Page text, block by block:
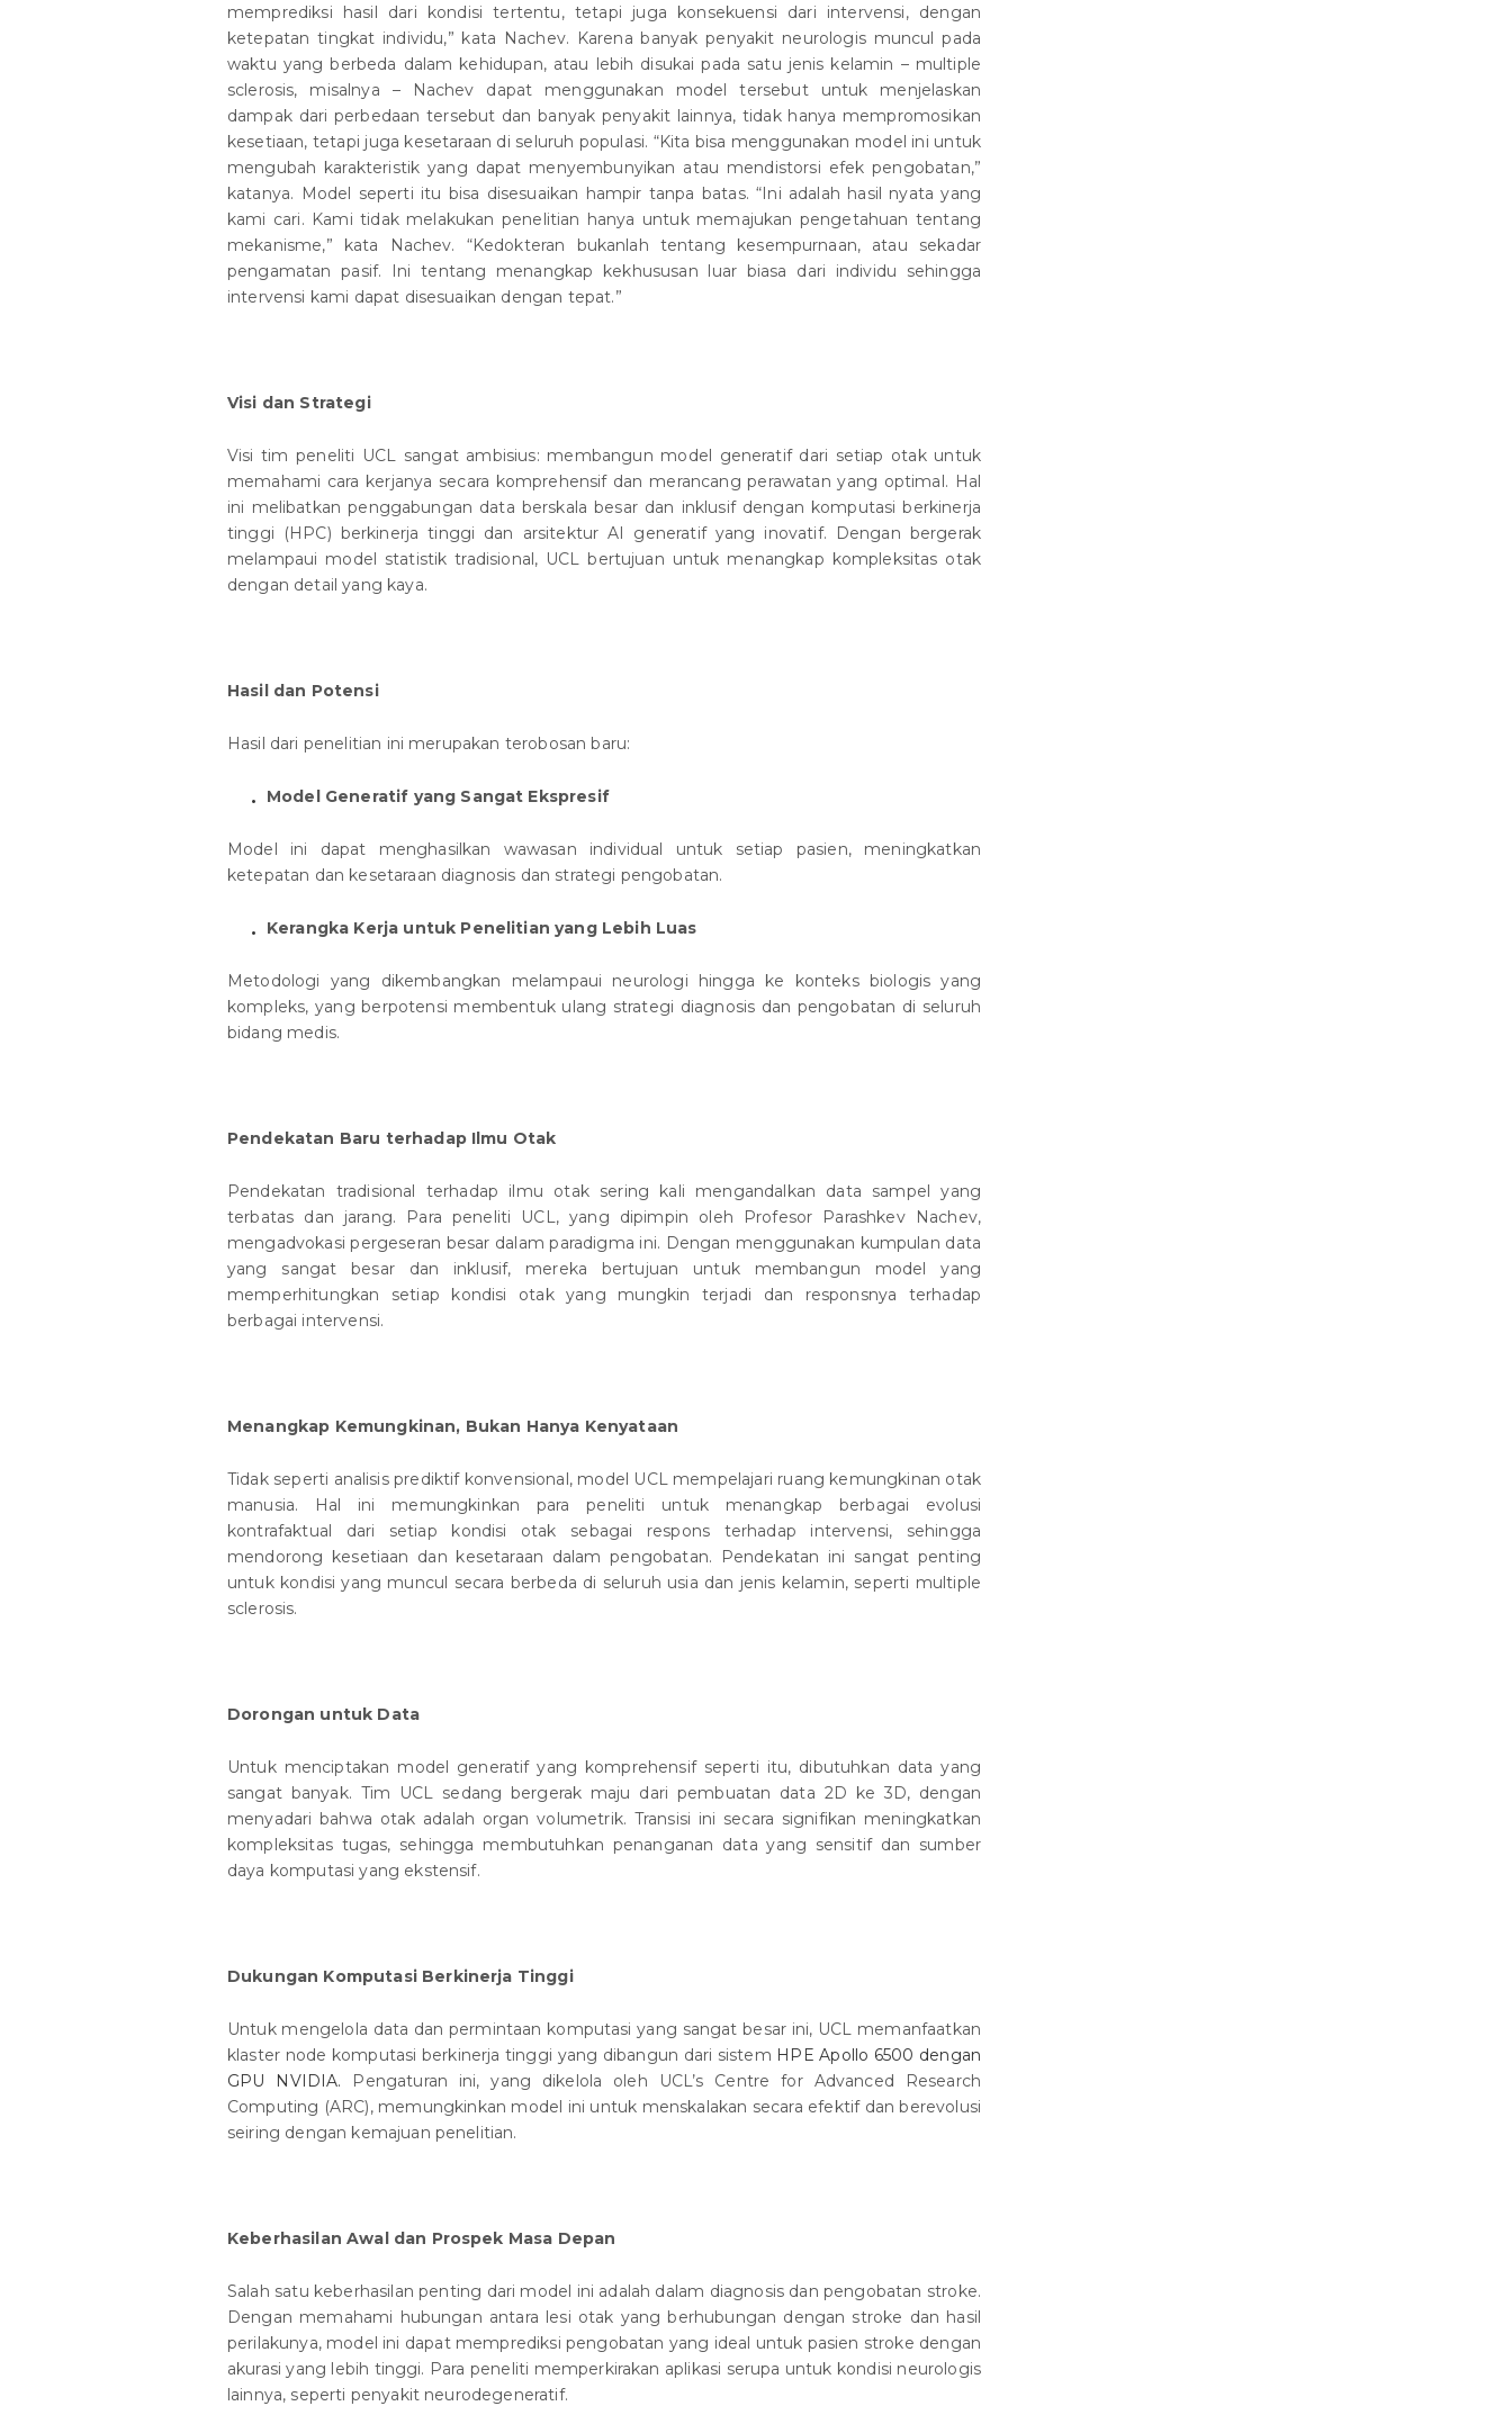
memprediksi hasil dari kondisi tertentu, tetapi juga konsekuensi dari intervensi, dengan
ketepatan tingkat individu,” kata Nachev. Karena banyak penyakit neurologis muncul pada
waktu yang berbeda dalam kehidupan, atau lebih disukai pada satu jenis kelamin – multiple
sclerosis, misalnya – Nachev dapat menggunakan model tersebut untuk menjelaskan
dampak dari perbedaan tersebut dan banyak penyakit lainnya, tidak hanya mempromosikan
kesetiaan, tetapi juga kesetaraan di seluruh populasi. “Kita bisa menggunakan model ini untuk
mengubah karakteristik yang dapat menyembunyikan atau mendistorsi efek pengobatan,”
katanya. Model seperti itu bisa disesuaikan hampir tanpa batas. “Ini adalah hasil nyata yang
kami cari. Kami tidak melakukan penelitian hanya untuk memajukan pengetahuan tentang
mekanisme,” kata Nachev. “Kedokteran bukanlah tentang kesempurnaan, atau sekadar
pengamatan pasif. Ini tentang menangkap kekhususan luar biasa dari individu sehingga
intervensi kami dapat disesuaikan dengan tepat.”
Visi dan Strategi
Visi tim peneliti UCL sangat ambisius: membangun model generatif dari setiap otak untuk
memahami cara kerjanya secara komprehensif dan merancang perawatan yang optimal. Hal
ini melibatkan penggabungan data berskala besar dan inklusif dengan komputasi berkinerja
tinggi (HPC) berkinerja tinggi dan arsitektur AI generatif yang inovatif. Dengan bergerak
melampaui model statistik tradisional, UCL bertujuan untuk menangkap kompleksitas otak
dengan detail yang kaya.
Hasil dan Potensi
Hasil dari penelitian ini merupakan terobosan baru:
Model Generatif yang Sangat Ekspresif
Model ini dapat menghasilkan wawasan individual untuk setiap pasien, meningkatkan
ketepatan dan kesetaraan diagnosis dan strategi pengobatan.
Kerangka Kerja untuk Penelitian yang Lebih Luas
Metodologi yang dikembangkan melampaui neurologi hingga ke konteks biologis yang
kompleks, yang berpotensi membentuk ulang strategi diagnosis dan pengobatan di seluruh
bidang medis.
Pendekatan Baru terhadap Ilmu Otak
Pendekatan tradisional terhadap ilmu otak sering kali mengandalkan data sampel yang
terbatas dan jarang. Para peneliti UCL, yang dipimpin oleh Profesor Parashkev Nachev,
mengadvokasi pergeseran besar dalam paradigma ini. Dengan menggunakan kumpulan data
yang sangat besar dan inklusif, mereka bertujuan untuk membangun model yang
memperhitungkan setiap kondisi otak yang mungkin terjadi dan responsnya terhadap
berbagai intervensi.
Menangkap Kemungkinan, Bukan Hanya Kenyataan
Tidak seperti analisis prediktif konvensional, model UCL mempelajari ruang kemungkinan otak
manusia. Hal ini memungkinkan para peneliti untuk menangkap berbagai evolusi
kontrafaktual dari setiap kondisi otak sebagai respons terhadap intervensi, sehingga
mendorong kesetiaan dan kesetaraan dalam pengobatan. Pendekatan ini sangat penting
untuk kondisi yang muncul secara berbeda di seluruh usia dan jenis kelamin, seperti multiple
sclerosis.
Dorongan untuk Data
Untuk menciptakan model generatif yang komprehensif seperti itu, dibutuhkan data yang
sangat banyak. Tim UCL sedang bergerak maju dari pembuatan data 2D ke 3D, dengan
menyadari bahwa otak adalah organ volumetrik. Transisi ini secara signifikan meningkatkan
kompleksitas tugas, sehingga membutuhkan penanganan data yang sensitif dan sumber
daya komputasi yang ekstensif.
Dukungan Komputasi Berkinerja Tinggi
Untuk mengelola data dan permintaan komputasi yang sangat besar ini, UCL memanfaatkan
klaster node komputasi berkinerja tinggi yang dibangun dari sistem HPE Apollo 6500 dengan
GPU NVIDIA. Pengaturan ini, yang dikelola oleh UCL’s Centre for Advanced Research
Computing (ARC), memungkinkan model ini untuk menskalakan secara efektif dan berevolusi
seiring dengan kemajuan penelitian.
Keberhasilan Awal dan Prospek Masa Depan
Salah satu keberhasilan penting dari model ini adalah dalam diagnosis dan pengobatan stroke.
Dengan memahami hubungan antara lesi otak yang berhubungan dengan stroke dan hasil
perilakunya, model ini dapat memprediksi pengobatan yang ideal untuk pasien stroke dengan
akurasi yang lebih tinggi. Para peneliti memperkirakan aplikasi serupa untuk kondisi neurologis
lainnya, seperti penyakit neurodegeneratif.